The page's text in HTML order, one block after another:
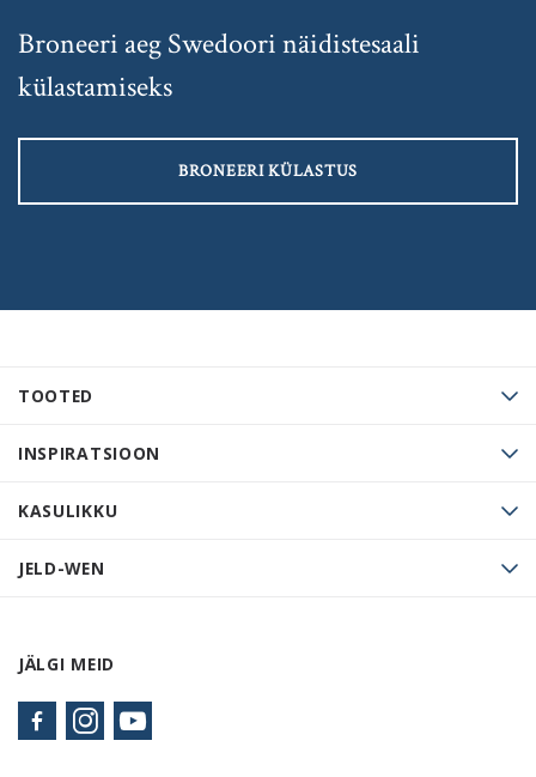
TOOTED
INSPIRATSIOON
KASULIKKU
JELD-WEN
JÄLGI MEID
Broneeri aeg Swedoori näidistesaali
külastamiseks
BRONEERI KÜLASTUS